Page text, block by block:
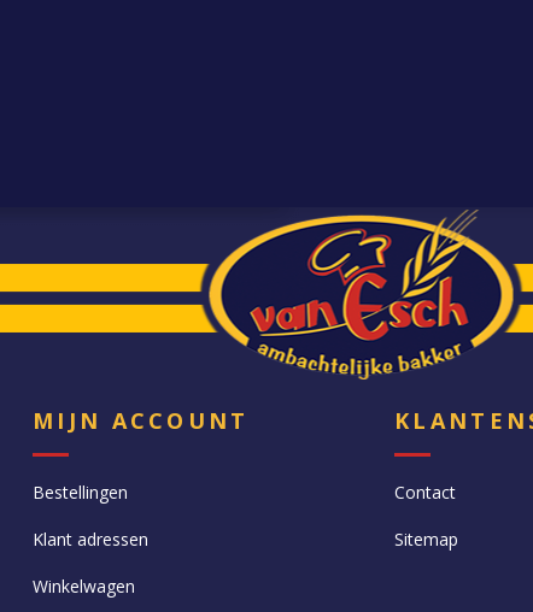
MIJN ACCOUNT
Bestellingen
Klant adressen
Winkelwagen
Contact
Sitemap